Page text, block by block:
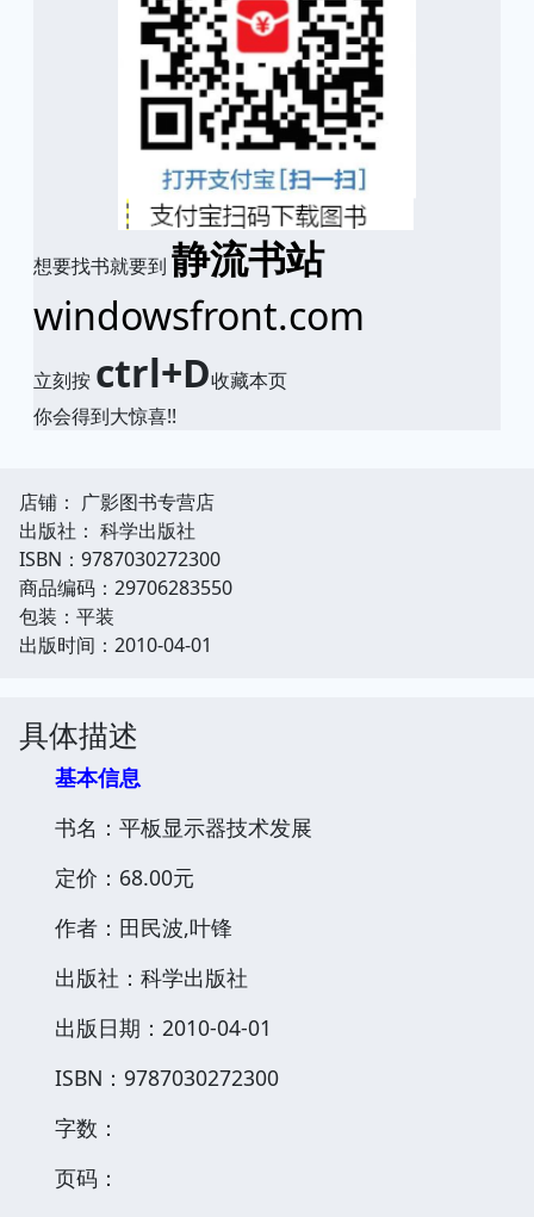
想要找书就要到 静流书站
windowsfront.com
立刻按 ctrl+D收藏本页
你会得到大惊喜!!
店铺： 广影图书专营店
出版社： 科学出版社
ISBN：9787030272300
商品编码：29706283550
包装：平装
出版时间：2010-04-01
具体描述
基本信息
书名：平板显示器技术发展
定价：68.00元
作者：田民波,叶锋
出版社：科学出版社
出版日期：2010-04-01
ISBN：9787030272300
字数：
页码：